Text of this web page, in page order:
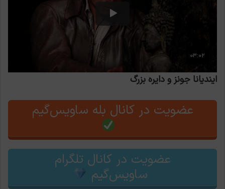
ایندیانا جونز و دایره بزرگ
عضویت در کانال بله ساویس‌گیم
عضویت در کانال تلگرام
ساویس‌گیم